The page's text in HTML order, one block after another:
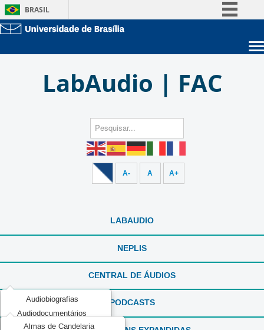
BRASIL
Acesso à informação
Unidades acadêmicas
Estude na UnB
LabAudio | FAC
A- A A+
LABAUDIO
NEPLIS
CENTRAL DE ÁUDIOS
Audiobiografias
Audiodocumentários
ExperimentaSONS
PODCASTS
Almas de Candelaria